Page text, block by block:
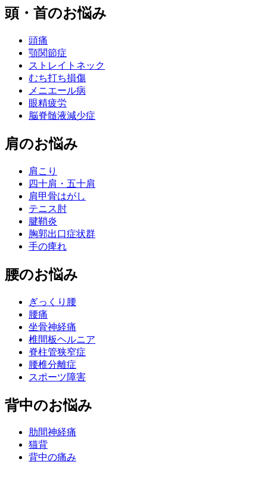
頭・首のお悩み
頭痛
顎関節症
ストレイトネック
むち打ち損傷
メニエール病
眼精疲労
脳脊髄液減少症
肩のお悩み
肩こり
四十肩・五十肩
肩甲骨はがし
テニス肘
腱鞘炎
胸郭出口症状群
手の痺れ
腰のお悩み
ぎっくり腰
腰痛
坐骨神経痛
椎間板ヘルニア
脊柱管狭窄症
腰椎分離症
スポーツ障害
背中のお悩み
肋間神経痛
猫背
背中の痛み